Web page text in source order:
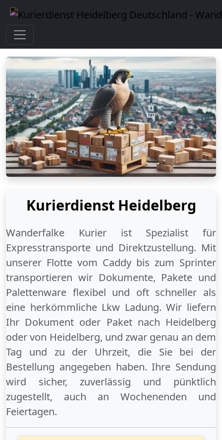
Kurierdienst Heidelberg
Wanderfalke Kurier ist Spezialist für
Expresstransporte und Direktzustellung. Mit
unserer Flotte vom Caddy bis zum Sprinter
transportieren wir Dokumente, Pakete und
Palettenware flexibel und oft schneller als
eine herkömmliche Lkw Ladung. Wir liefern
Ihr Dokument oder Paket nach Heidelberg
odervon Heidelberg, und zwar genau an dem
Tag und zu der Uhrzeit, die Sie bei der
Bestellung angegeben haben. Ihre Sendung
wird sicher, zuverlässig und pünktlich
zugestellt, auch an Wochenenden und
Feiertagen.